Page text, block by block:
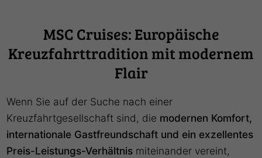
MSC Cruises: Europäische
Kreuzfahrttradition mit modernem
Flair
Wenn Sie auf der Suche nach einer
Kreuzfahrtgesellschaft sind, die modernen Komfort,
internationale Gastfreundschaft und ein exzellentes
Preis-Leistungs-Verhältnis miteinander vereint,